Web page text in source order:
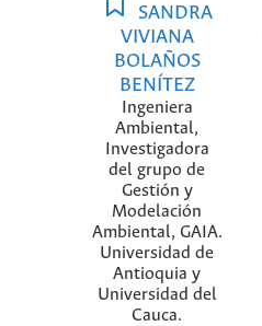
SANDRA
VIVIANA
BOLAÑOS
BENÍTEZ
Ingeniera
Ambiental,
Investigadora
del grupo de
Gestión y
Modelación
Ambiental, GAIA.
Universidad de
Antioquia y
Universidad del
Cauca.